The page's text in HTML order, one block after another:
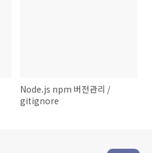
Node.js npm 버전관리 /
gitignore